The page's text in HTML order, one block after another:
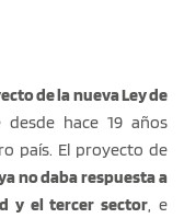
de la nueva Ley de
hace 19 años
país. El proyecto de
no daba respuesta a
y el tercer sector, e